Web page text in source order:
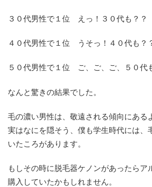
３０代男性で１位 えっ！３０代も？？
４０代男性で１位 うそっ！４０代も？
５０代男性で１位 ご、ご、ご、５０代
なんと驚きの結果でした。
毛の濃い男性は、敬遠される傾向にある
実はなにを隠そう、僕も学生時代には、
いたころがあります。
もしその時に脱毛器ケノンがあったらア
購入していたかもしれません。